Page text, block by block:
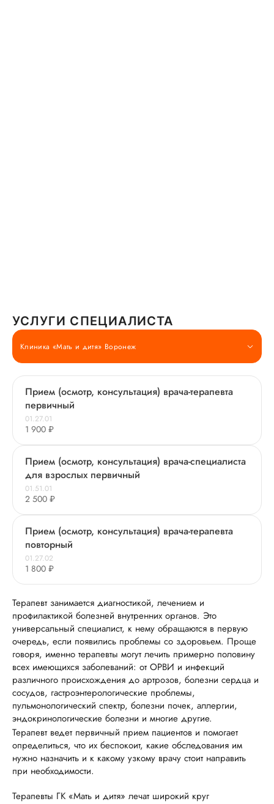
УСЛУГИ СПЕЦИАЛИСТА
Клиника «Мать и дитя» Воронеж
Прием (осмотр, консультация) врача-терапевта
первичный
01.27.01
1 900 ₽
Прием (осмотр, консультация) врача-специалиста
для взрослых первичный
01.51.01
2 500 ₽
Прием (осмотр, консультация) врача-терапевта
повторный
01.27.02
1 800 ₽
Терапевт занимается диагностикой, лечением и
профилактикой болезней внутренних органов. Это
универсальный специалист, к нему обращаются в первую
очередь, если появились проблемы со здоровьем. Проще
говоря, именно терапевты могут лечить примерно половину
всех имеющихся заболеваний: от ОРВИ и инфекций
различного происхождения до артрозов, болезни сердца и
сосудов, гастроэнтерологические проблемы,
пульмонологический спектр, болезни почек, аллергии,
эндокринологические болезни и многие другие.
Терапевт ведет первичный прием пациентов и помогает
определиться, что их беспокоит, какие обследования им
нужно назначить и к какому узкому врачу стоит направить
при необходимости.
Терапевты ГК «Мать и дитя» лечат широкий круг